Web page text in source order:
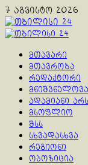
Skip
to
content
7 აგვისტო 2026
Primary
მთავარი
მთავრობა
რედაქტორი
ადამიანი
მსოფლიო
შსს
სხვადასხვა
რეგიონი
ოპოზიცია